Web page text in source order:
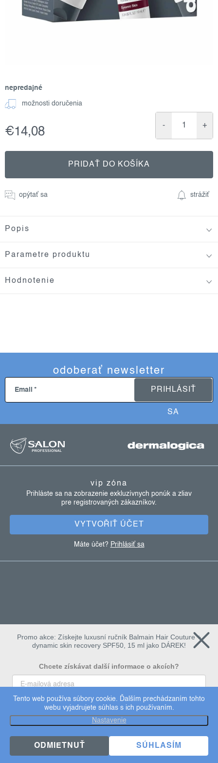
Tento web používa súbory cookie. Ďalším prechádzaním tohto
webu vyjadrujete súhlas s ich používaním.
Nastavenie
ODMIETNUŤ SÚHLASÍM
nepredajné
možnosti doručenia
€14,08
cena:
PRIDAŤ DO KOŠÍKA
opýtať sa strážiť
Popis
Parametre produktu
Hodnotenie
odoberať newsletter
Email PRIHLÁSIŤ
SA
vip zóna
Prihláste sa na zobrazenie exkluzívnych ponúk a zliav
pre registrovaných zákazníkov.
VYTVOŘIŤ ÚČET
Máte účet? Prihlásiť sa
Copyright 2026dermalogica. Všetky práva vyhradené.
Upraviť nastavenie cookies
Užijte si 15% slevu
Promo akce: Získejte luxusní ručník Balmain Hair Couture +
dynamic skin recovery SPF50, 15 ml jako DÁREK!
Chcete získávat další informace o akcích?
To chci